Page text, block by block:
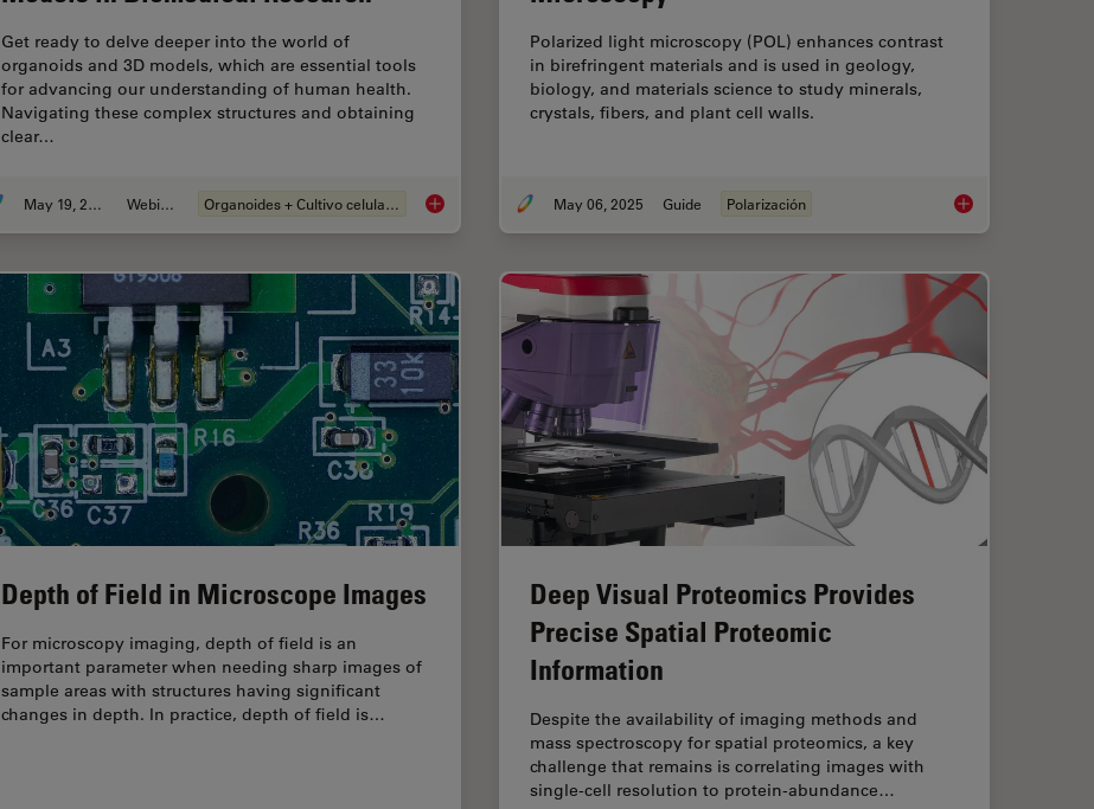
Get ready to delve deeper into the world of
organoids and 3D models, which are essential tools
for advancing our understanding of human health.
Navigating these complex structures and obtaining
clear…
May 19, 2025 Webinar Organoides + Cultivo celular 3D Unlocking the Secrets of Organoid Models in Biomedical Research
Polarized light microscopy (POL) enhances contrast
in birefringent materials and is used in geology,
biology, and materials science to study minerals,
crystals, fibers, and plant cell walls.
May 06, 2025 Guide Polarización A Guide to
Depth of Field in Microscope Images
For microscopy imaging, depth of field is an
important parameter when needing sharp images of
sample areas with structures having significant
changes in depth. In practice, depth of field is…
Deep Visual Proteomics Provides
Precise Spatial Proteomic
Information
Despite the availability of imaging methods and
mass spectroscopy for spatial proteomics, a key
challenge that remains is correlating images with
single-cell resolution to protein-abundance…